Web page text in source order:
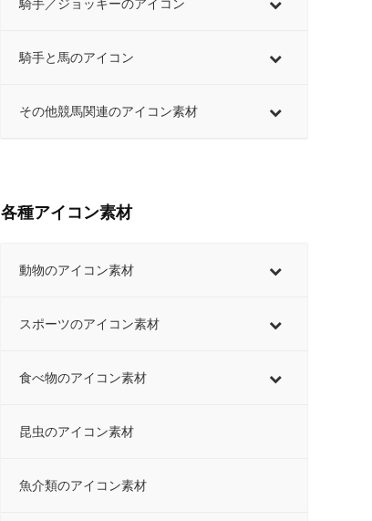
騎手／ジョッキーのアイコン
騎手と馬のアイコン
その他競馬関連のアイコン素材
各種アイコン素材
動物のアイコン素材
スポーツのアイコン素材
食べ物のアイコン素材
昆虫のアイコン素材
魚介類のアイコン素材